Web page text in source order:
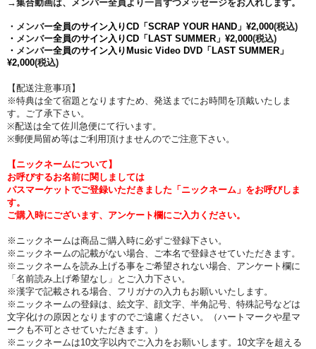
→集合動画は、メンバー全員より一言ずつメッセージをお入れします。
・メンバー全員のサイン入りCD 「SCRAP YOUR HAND」 ¥2,000(税込)
・ メンバー全員のサイン入りCD「LAST SUMMER」¥2,000(税込)
・ メンバー全員のサイン入り Music Video DVD 「LAST SUMMER」
¥2,000(税込)
【配送注意事項】
※特典は全て宿題となりますため、発送までにお時間を頂戴いたしま
す。ご了承下さい。
※配送は全て佐川急便にて行います。
※郵便局留め等はご利用頂けませんのでご注意下さい。
【ニックネームについて】
お呼びするお名前に関しましては
パスマーケットでご登録いただきました「ニックネーム」をお呼びしま
す。
ご購入時にございます、アンケート欄にご入力ください。
※ニックネームは商品ご購入時に必ずご登録下さい。
※ニックネームの記載がない場合、ご本名で登録させていただきます。
※ニックネームを読み上げる事をご希望されない場合、アンケート欄に
「名前読み上げ希望なし」とご入力下さい。
※漢字で記載される場合、フリガナの入力もお願いいたします。
※ニックネームの登録は、絵文字、顔文字、半角記号、特殊記号などは
文字化けの原因となりますのでご遠慮ください。（ハートマークや星マ
ークも不可とさせていただきます。）
※ニックネームは10文字以内でご入力をお願いします。10文字を超える